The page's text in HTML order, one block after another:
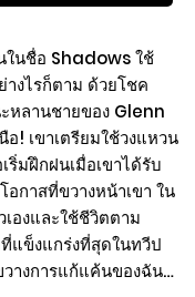
ในชื่อ Shadows ใช้
งไรก็ตาม ด้วยโชค
หลานชายของ Glenn
! เขาเตรียมใช้วงแหวน
ริ่มฝึกฝนเมื่อเขาได้รับ
กาสที่ขวางหน้าเขา ใน
องและใช้ชีวิตตาม
ที่แข็งแกร่งที่สุดในทวีป
างการแก้แค้นของฉัน…